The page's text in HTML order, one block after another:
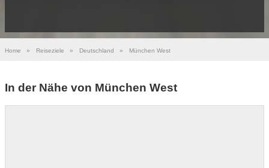
Home » Reiseziele » Deutschland » München West
In der Nähe von München West